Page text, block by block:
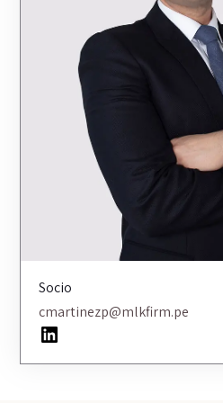
Socio
cmartinezp@mlkfirm.pe